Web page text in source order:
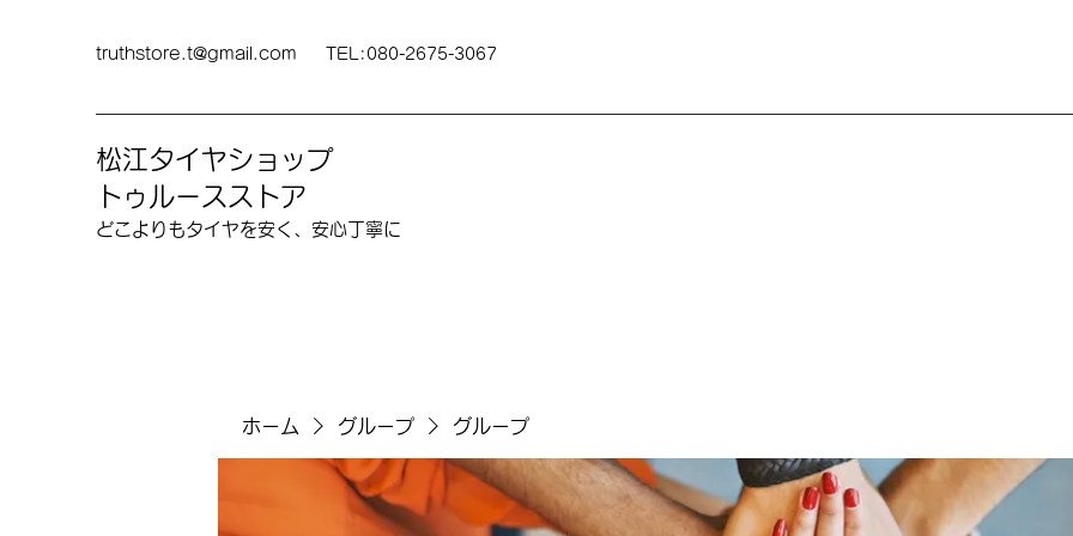
truthstore.t@gmail.com TEL:080-2675-3067
松江タイヤショップ
トゥルースストア
どこよりも​タイヤを安く、安心丁寧に
ホーム グループ グループ